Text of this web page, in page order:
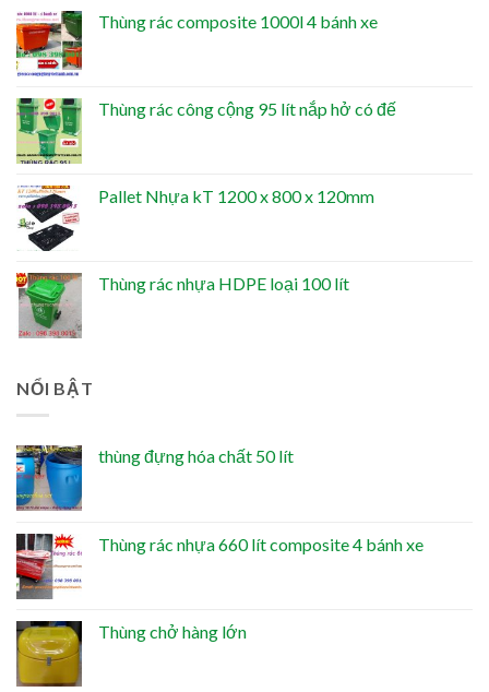
Thùng rác composite 1000l 4 bánh xe
Thùng rác công cộng 95 lít nắp hở có đế
Pallet Nhựa kT 1200 x 800 x 120mm
Thùng rác nhựa HDPE loại 100 lít
NỔI BẬT
thùng đựng hóa chất 50 lít
Thùng rác nhựa 660 lít composite 4 bánh xe
Thùng chở hàng lớn